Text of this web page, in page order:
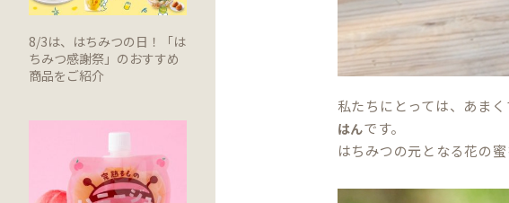
8/3は、はちみつの日！「は
ちみつ感謝祭」のおすすめ
商品をご紹介
私たちにとっては、あま
はんです。
はちみつの元となる花の